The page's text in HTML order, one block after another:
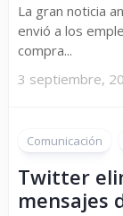
La gran noticia
envió a los
compra...
3 septiembre,
Comunicación
Twitter
mensajes